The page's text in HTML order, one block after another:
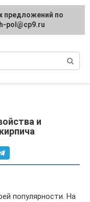
и
популярности. На
предложений по
pol@cp9.ru